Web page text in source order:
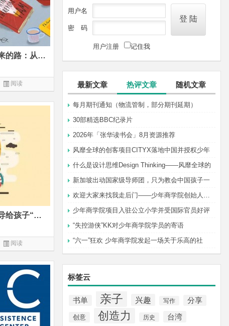
用户名
密 码
用户注册 记住我
最新文章 热评文章 随机文章
每月期刊通知（物流管制，部分期刊延期）
30部精选BBC纪录片
2026年「张华读书会」8月资源推荐
风靡全球的创客项目CITYX落地中国并授权少年
什么是设计思维Design Thinking——风靡全球的
新加坡出动国家级导师团，只为教会中国孩子一
欢迎大家来找我走后门——少年商学院创始人张华
少年商学院项目入驻公立小学并受国际官员好评
“失控游侠”KK对少年商学院学员的寄语
“六一”狂欢 少年商学院发起一场关于乐高的社
标签云
书单 亲子 兴趣 写作 分享
创意 创造力 历史 台湾
“无用之书”可能决定孩子未来的路：从小培养哲学思维的十本好书
阅读
致二胎家庭：我为何从不倡导给孩子“平等的爱”
阅读